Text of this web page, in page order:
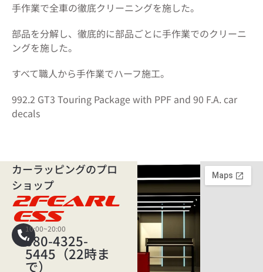
手作業で全車の徹底クリーニングを施した。
部品を分解し、徹底的に部品ごとに手作業でのクリーニ
ングを施した。
すべて職人から手作業でハーフ施工。
992.2 GT3 Touring Package with PPF and 90 F.A. car
decals
カーラッピングのプロ
ショップ
2FEARL
ESS
10:00~20:00
080-4325-
5445（22時ま
で）